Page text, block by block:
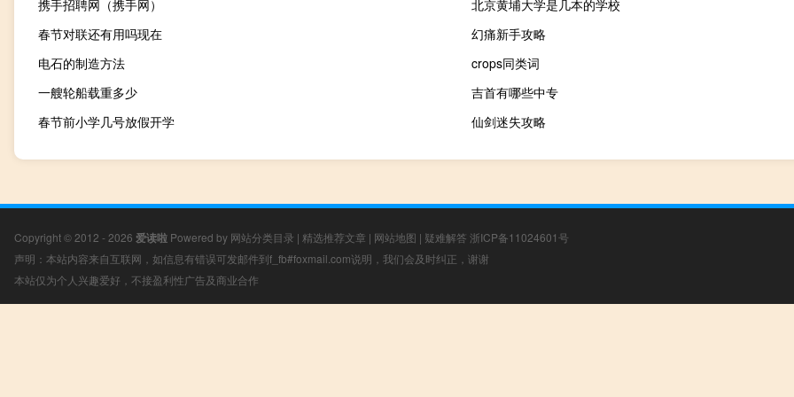
携手招聘网（携手网）
北京黄埔大学是几本的学校
春节对联还有用吗现在
幻痛新手攻略
电石的制造方法
crops同类词
一艘轮船载重多少
吉首有哪些中专
春节前小学几号放假开学
仙剑迷失攻略
Copyright © 2012 - 2026 爱读啦 Powered by 网站分类目录 | 精选推荐文章 | 网站地图 | 疑难解答 浙ICP备11024601号
声明：本站内容来自互联网，如信息有错误可发邮件到f_fb#foxmail.com说明，我们会及时纠正，谢谢
本站仅为个人兴趣爱好，不接盈利性广告及商业合作